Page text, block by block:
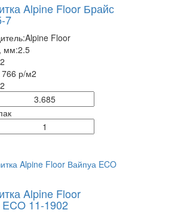
Alpine Floor Брайс
7
Alpine Floor
мм:2.5
766 р/м2
Alpine Floor
11-1902